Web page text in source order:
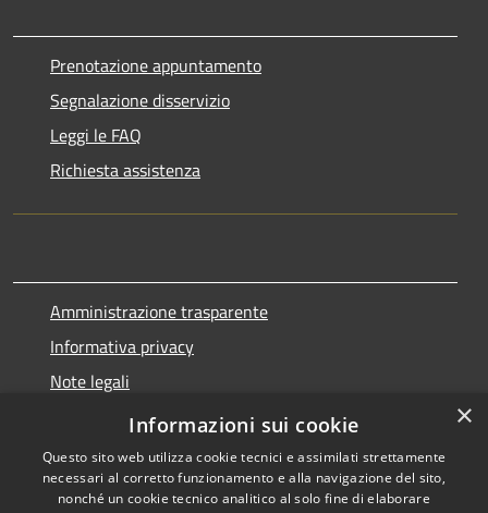
Prenotazione appuntamento
Segnalazione disservizio
Leggi le FAQ
Richiesta assistenza
Amministrazione trasparente
Informativa privacy
Note legali
Dichiarazione di accessibilità
×
Informazioni sui cookie
Questo sito web utilizza cookie tecnici e assimilati strettamente
necessari al corretto funzionamento e alla navigazione del sito,
nonché un cookie tecnico analitico al solo fine di elaborare